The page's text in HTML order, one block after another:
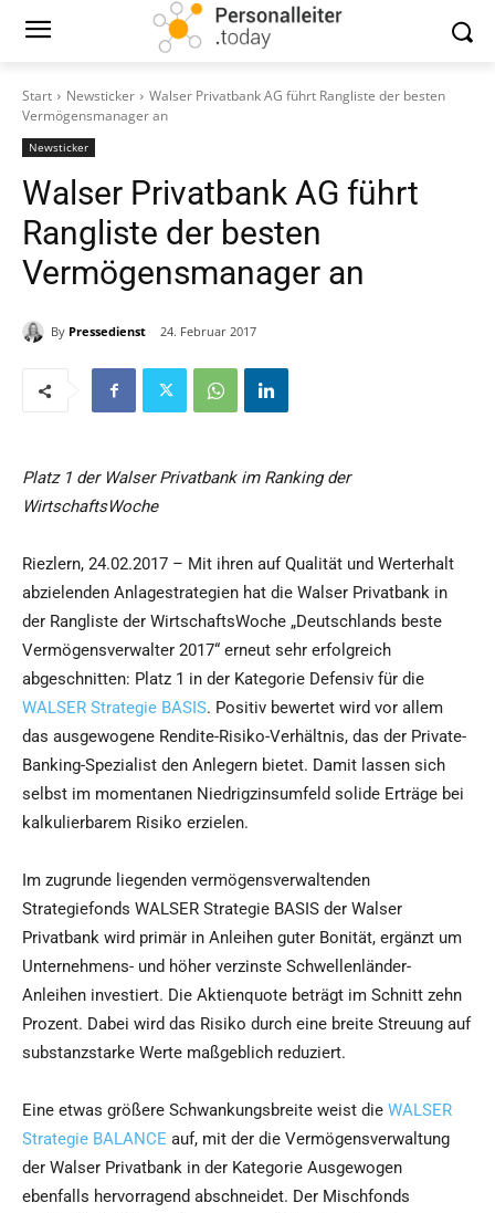
Start Newsticker
Walser Privatbank AG führt Rangliste der besten
Vermögensmanager an
Newsticker
Walser Privatbank AG führt
Rangliste der besten
Vermögensmanager an
By Pressedienst 24. Februar 2017
Platz 1 der Walser Privatbank im Ranking der
WirtschaftsWoche
Riezlern, 24.02.2017 – Mit ihren auf Qualität und Werterhalt
abzielenden Anlagestrategien hat die Walser Privatbank in
der Rangliste der WirtschaftsWoche „Deutschlands beste
Vermögensverwalter 2017“ erneut sehr erfolgreich
abgeschnitten: Platz 1 in der Kategorie Defensiv für die
WALSER Strategie BASIS. Positiv bewertet wird vor allem
das ausgewogene Rendite-Risiko-Verhältnis, das der Private-
Banking-Spezialist den Anlegern bietet. Damit lassen sich
selbst im momentanen Niedrigzinsumfeld solide Erträge bei
kalkulierbarem Risiko erzielen.
Im zugrunde liegenden vermögensverwaltenden
Strategiefonds WALSER Strategie BASIS der Walser
Privatbank wird primär in Anleihen guter Bonität, ergänzt um
Unternehmens- und höher verzinste Schwellenländer-
Anleihen investiert. Die Aktienquote beträgt im Schnitt zehn
Prozent. Dabei wird das Risiko durch eine breite Streuung auf
substanzstarke Werte maßgeblich reduziert.
Eine etwas größere Schwankungsbreite weist die WALSER
Strategie BALANCE auf, mit der die Vermögensverwaltung
der Walser Privatbank in der Kategorie Ausgewogen
ebenfalls hervorragend abschneidet. Der Mischfonds